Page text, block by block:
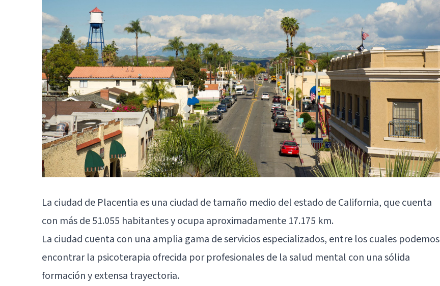
La ciudad de Placentia es una ciudad de tamaño medio del estado de California, que cuenta
con más de 51.055 habitantes y ocupa aproximadamente 17.175 km.
La ciudad cuenta con una amplia gama de servicios especializados, entre los cuales podemos
encontrar la psicoterapia ofrecida por profesionales de la salud mental con una sólida
formación y extensa trayectoria.